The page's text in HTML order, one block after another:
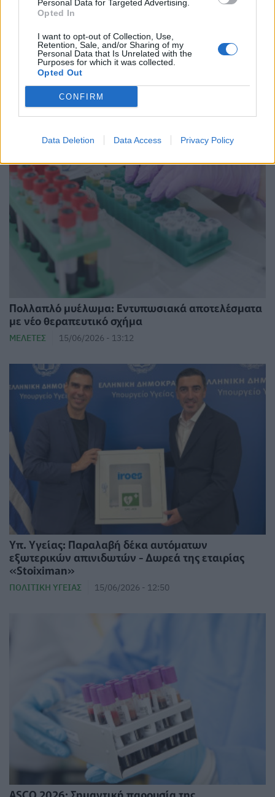
Personal Data for Targeted Advertising.
Opted In
I want to opt-out of Collection, Use,
Retention, Sale, and/or Sharing of my
Personal Data that Is Unrelated with the
Purposes for which it was collected.
Opted Out
CONFIRM
Data Deletion Data Access Privacy Policy
Ευρωπαϊκό Συνέδριο Αιματολογίας 2026:
Σημαντική παρουσία της Θεραπευτικής Κλινικής
ΕΚΠΑ
ΕΠΙΚΑΙΡΌΤΗΤΑ 23/06/2026 - 12:36
Πολλαπλό μυέλωμα: Εντυπωσιακά αποτελέσματα
με νέο θεραπευτικό σχήμα
ΜΕΛΈΤΕΣ 15/06/2026 - 13:12
Υπ. Υγείας: Παραλαβή δέκα αυτόματων
εξωτερικών απινιδωτών - Δωρεά της εταιρίας
«Stoiximan»
ΠΟΛΙΤΙΚΉ ΥΓΕΊΑΣ 15/06/2026 - 12:50